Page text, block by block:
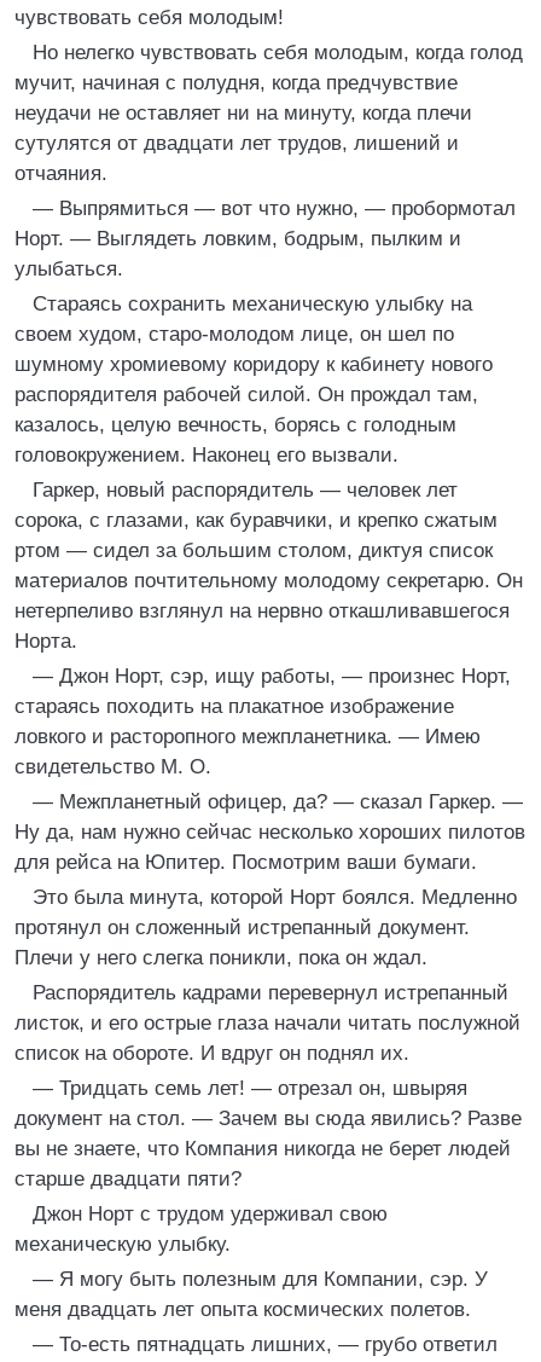
чувствовать себя молодым!
Но нелегко чувствовать себя молодым, когда голод
мучит, начиная с полудня, когда предчувствие
неудачи не оставляет ни на минуту, когда плечи
сутулятся от двадцати лет трудов, лишений и
отчаяния.
— Выпрямиться — вот что нужно, — пробормотал
Норт. — Выглядеть ловким, бодрым, пылким и
улыбаться.
Стараясь сохранить механическую улыбку на
своем худом, старо-молодом лице, он шел по
шумному хромиевому коридору к кабинету нового
распорядителя рабочей силой. Он прождал там,
казалось, целую вечность, борясь с голодным
головокружением. Наконец его вызвали.
Гаркер, новый распорядитель — человек лет
сорока, с глазами, как буравчики, и крепко сжатым
ртом — сидел за большим столом, диктуя список
материалов почтительному молодому секретарю. Он
нетерпеливо взглянул на нервно откашливавшегося
Норта.
— Джон Норт, сэр, ищу работы, — произнес Норт,
стараясь походить на плакатное изображение
ловкого и расторопного межпланетника. — Имею
свидетельство М. О.
— Межпланетный офицер, да? — сказал Гаркер. —
Ну да, нам нужно сейчас несколько хороших пилотов
для рейса на Юпитер. Посмотрим ваши бумаги.
Это была минута, которой Норт боялся. Медленно
протянул он сложенный истрепанный документ.
Плечи у него слегка поникли, пока он ждал.
Распорядитель кадрами перевернул истрепанный
листок, и его острые глаза начали читать послужной
список на обороте. И вдруг он поднял их.
— Тридцать семь лет! — отрезал он, швыряя
документ на стол. — Зачем вы сюда явились? Разве
вы не знаете, что Компания никогда не берет людей
старше двадцати пяти?
Джон Норт с трудом удерживал свою
механическую улыбку.
— Я могу быть полезным для Компании, сэр. У
меня двадцать лет опыта космических полетов.
— То-есть пятнадцать лишних, — грубо ответил